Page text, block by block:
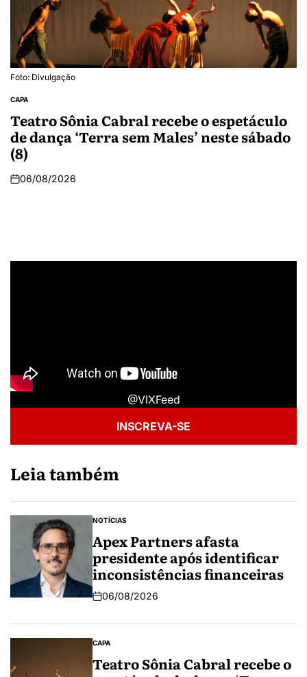
Foto: Divulgação
CAPA
Teatro Sônia Cabral recebe o espetáculo
de dança ‘Terra sem Males’ neste sábado
(8)
06/08/2026
@VIXFeed
INSCREVA-SE
Leia também
NOTÍCIAS
Apex Partners afasta
presidente após identificar
inconsistências financeiras
06/08/2026
CAPA
Teatro Sônia Cabral recebe o